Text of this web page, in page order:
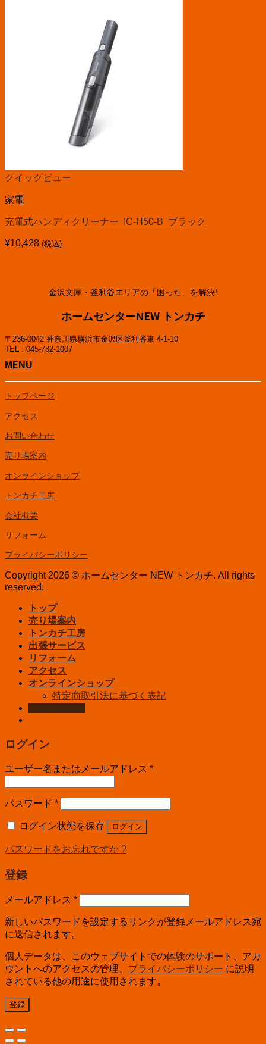
クイックビュー
家電
充電式ハンディクリーナー IC-H50-B ブラック
¥10,428 (税込)
金沢文庫・釜利谷エリアの「困った」を解決!
ホームセンターNEW トンカチ
〒236-0042 神奈川県横浜市金沢区釜利谷東 4-1-10
TEL : 045-782-1007
MENU
トップページ
アクセス
お問い合わせ
売り場案内
オンラインショップ
トンカチ工房
会社概要
リフォーム
プライバシーポリシー
Copyright 2026 © ホームセンター NEW トンカチ. All rights
reserved.
トップ
売り場案内
トンカチ工房
出張サービス
リフォーム
アクセス
オンラインショップ
特定商取引法に基づく表記
ログイン
ユーザー名またはメールアドレス *
パスワード *
ログイン状態を保存 ログイン
パスワードをお忘れですか ?
登録
メールアドレス *
新しいパスワードを設定するリンクが登録メールアドレス宛
に送信されます。
個人データは、このウェブサイトでの体験のサポート、アカ
ウントへのアクセスの管理、 プライバシーポリシー に説明
されている他の用途に使用されます。
登録